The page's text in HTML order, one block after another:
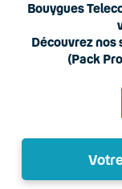
Bouygues
Découvrez nos
(Pack